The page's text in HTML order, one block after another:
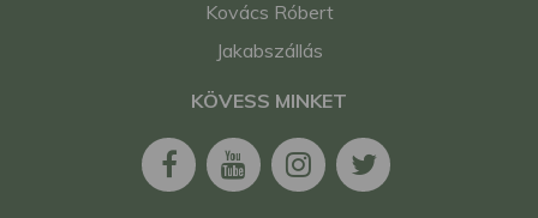
Kovács Róbert
Jakabszállás
KÖVESS MINKET